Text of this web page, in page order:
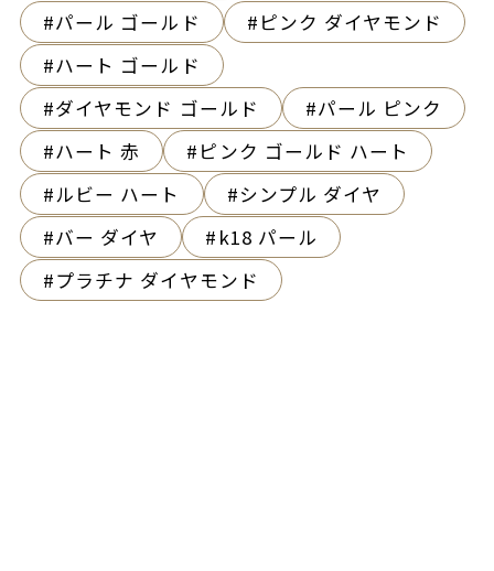
パール ゴールド
ピンク ダイヤモンド
ハート ゴールド
ダイヤモンド ゴールド
パール ピンク
ハート 赤
ピンク ゴールド ハート
ルビー ハート
シンプル ダイヤ
バー ダイヤ
k18 パール
プラチナ ダイヤモンド